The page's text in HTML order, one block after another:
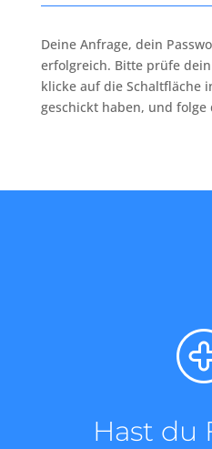
Deine Anfrage, dein
erfolgreich. Bitte prüfe
klicke auf die Schaltfläche
geschickt haben, und folge
Hast du